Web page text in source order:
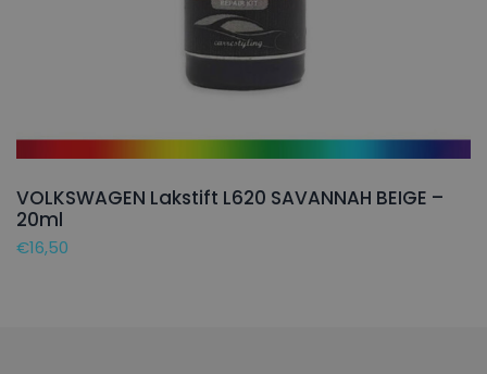
VOLKSWAGEN Lakstift L620 SAVANNAH BEIGE –
20ml
€16,50